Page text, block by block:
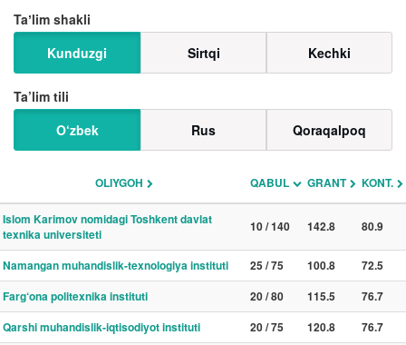
Taʼlim shakli
Kunduzgi
Sirtqi Kechki
Ta’lim tili
O‘zbek
Rus Qoraqalpoq
OLIYGOH QABUL GRANT KONT.
Islom Karimov nomidagi Toshkent davlat
texnika universiteti
10 / 140 142.8 80.9
Namangan muhandislik-texnologiya instituti 25 / 75 100.8
72.5
Farg‘ona politexnika instituti
20 / 80 115.5
76.7
Qarshi muhandislik-iqtisodiyot instituti
20 / 75 120.8
76.7